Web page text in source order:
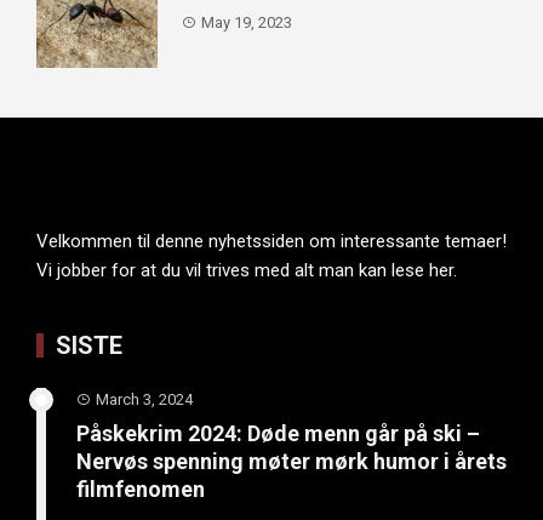
May 19, 2023
Velkommen til denne nyhetssiden om interessante temaer!
Vi jobber for at du vil trives med alt man kan lese her.
SISTE
March 3, 2024
Påskekrim 2024: Døde menn går på ski –
Nervøs spenning møter mørk humor i årets
filmfenomen